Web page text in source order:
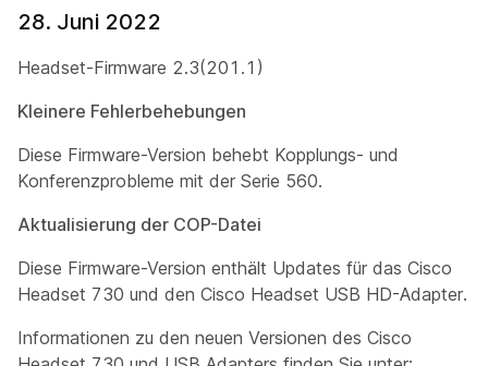
28. Juni 2022
Headset-Firmware 2.3(201.1)
Kleinere Fehlerbehebungen
Diese Firmware-Version behebt Kopplungs- und
Konferenzprobleme mit der Serie 560.
Aktualisierung der COP-Datei
Diese Firmware-Version enthält Updates für das Cisco
Headset 730 und den Cisco Headset USB HD-Adapter.
Informationen zu den neuen Versionen des Cisco